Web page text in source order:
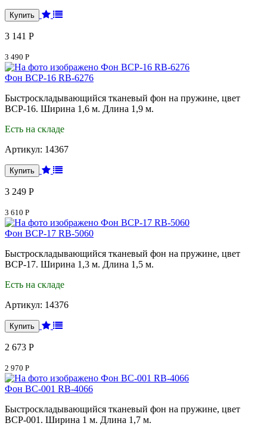
3 141 Р
3 490 Р
Фон BCP-16 RB-6276
Быстроскладывающийся тканевый фон на пружине, цвет
BCP-16. Ширина 1,6 м. Длина 1,9 м.
Есть на складе
Артикул: 14367
3 249 Р
3 610 Р
Фон BCP-17 RB-5060
Быстроскладывающийся тканевый фон на пружине, цвет
BCP-17. Ширина 1,3 м. Длина 1,5 м.
Есть на складе
Артикул: 14376
2 673 Р
2 970 Р
Фон BC-001 RB-4066
Быстроскладывающийся тканевый фон на пружине, цвет
BCP-001. Ширина 1 м. Длина 1,7 м.